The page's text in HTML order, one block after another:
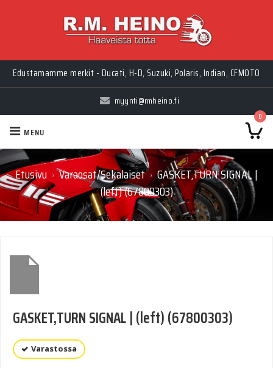
Edustamamme merkit - Ducati, H-D, Suzuki, Polaris, Indian, CFMOTO
myynti@rmheino.fi
0
MENU
Etusivu › Varaosat/Sekalaiset › GASKET,TURN SIGNAL |
(left) (67800303)
GASKET,TURN SIGNAL | (left) (67800303)
Varastossa